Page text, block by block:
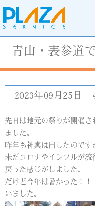
青山・表参道
2023年09月25日
先日は地元の祭りが開催
ました。
昨年も神輿は出したのです
未だコロナやインフルが
戻った感じがしました。
だけど今年は暑かった！
いました。